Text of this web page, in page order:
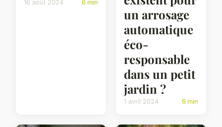
16 août 2024 6 min
un arrosage
automatique
éco-
responsable
dans un petit
jardin ?
1 avril 2024 6 min